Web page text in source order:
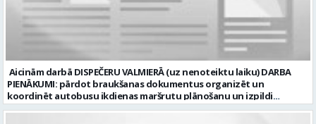
Nekustamais īpašums Pieteikto vietu skaits: 1 Līgums: Darbinieka
amats uz nenoteiktu laiku Aktuāla līdz: 2026-08-20 Kontaktpersona:
CV lūdzam sūtīt uz e-pastu: vbrugis@inbox.lv
Aicinām darbā DISPEČERU VALMIERĀ (uz nenoteiktu laiku) DARBA
PIENĀKUMI: pārdot braukšanas dokumentus organizēt un
koordinēt autobusu ikdienas maršrutu plānošanu un izpildi
nodrošināt autobusu vadītāju dienas darba uzdevumu